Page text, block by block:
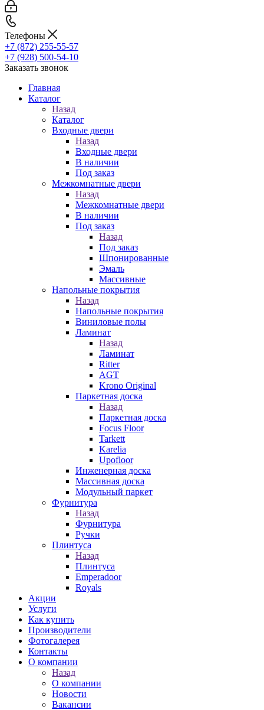
Телефоны
+7 (872) 255-55-57
+7 (928) 500-54-10
Заказать звонок
Главная
Каталог
Назад
Каталог
Входные двери
Назад
Входные двери
В наличии
Под заказ
Межкомнатные двери
Назад
Межкомнатные двери
В наличии
Под заказ
Назад
Под заказ
Шпонированные
Эмаль
Массивные
Напольные покрытия
Назад
Напольные покрытия
Виниловые полы
Ламинат
Назад
Ламинат
Ritter
AGT
Krono Original
Паркетная доска
Назад
Паркетная доска
Focus Floor
Tarkett
Karelia
Upofloor
Инженерная доска
Массивная доска
Модульный паркет
Фурнитура
Назад
Фурнитура
Ручки
Плинтуса
Назад
Плинтуса
Emperadoor
Royals
Акции
Услуги
Как купить
Производители
Фотогалерея
Контакты
О компании
Назад
О компании
Новости
Вакансии